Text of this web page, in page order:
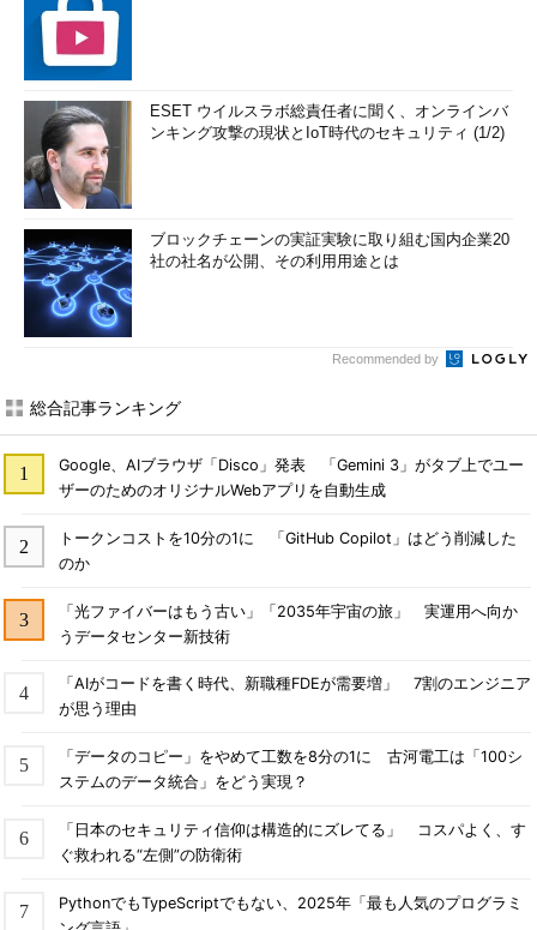
ESET ウイルスラボ総責任者に聞く、オンラインバ
ンキング攻撃の現状とIoT時代のセキュリティ (1/2)
ブロックチェーンの実証実験に取り組む国内企業20
社の社名が公開、その利用用途とは
Recommended by
総合記事ランキング
Google、AIブラウザ「Disco」発表 「Gemini 3」がタブ上でユー
ザーのためのオリジナルWebアプリを自動生成
トークンコストを10分の1に 「GitHub Copilot」はどう削減した
のか
「光ファイバーはもう古い」「2035年宇宙の旅」 実運用へ向か
うデータセンター新技術
「AIがコードを書く時代、新職種FDEが需要増」 7割のエンジニア
が思う理由
「データのコピー」をやめて工数を8分の1に 古河電工は「100シ
ステムのデータ統合」をどう実現？
「日本のセキュリティ信仰は構造的にズレてる」 コスパよく、す
ぐ救われる“左側”の防衛術
PythonでもTypeScriptでもない、2025年「最も人気のプログラミ